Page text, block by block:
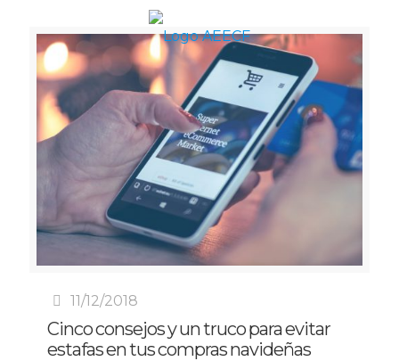
11/12/2018
Cinco consejos y un truco para evitar
estafas en tus compras navideñas